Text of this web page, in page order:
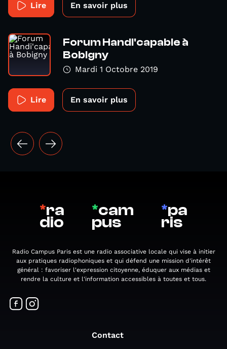
Lire En savoir plus
Forum Handi'capable à
Bobigny
Mardi 1 Octobre 2019
Lire En savoir plus
*ra
dio
*cam
pus
*pa
ris
Radio Campus Paris est une radio associative locale qui vise à initier
aux pratiques radiophoniques et qui défend une mission d'intérêt
général : favoriser l'expression citoyenne, éduquer aux médias et
rendre la culture et l'information accessibles à toutes et tous.
Contact